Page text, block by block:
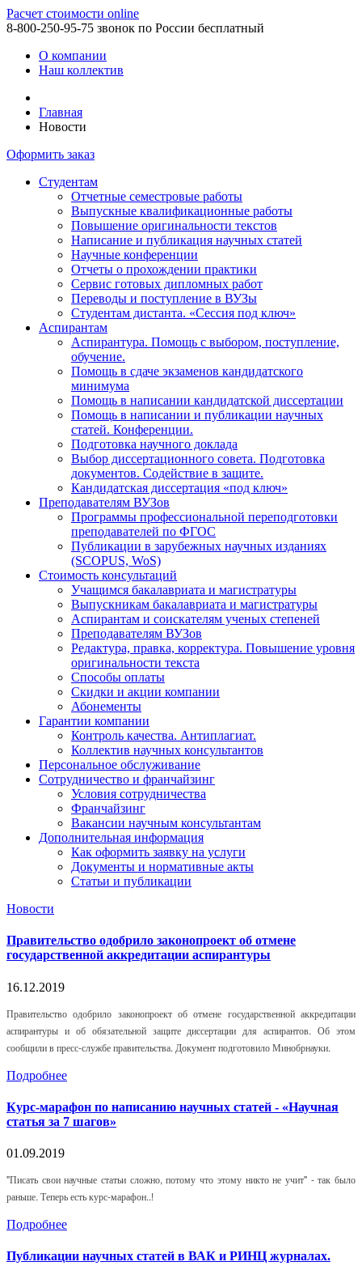
Расчет стоимости online
8-800-250-95-75 звонок по России бесплатный
О компании
Наш коллектив
Главная
Новости
Оформить заказ
Студентам
Отчетные семестровые работы
Выпускные квалификационные работы
Повышение оригинальности текстов
Написание и публикация научных статей
Научные конференции
Отчеты о прохождении практики
Сервис готовых дипломных работ
Переводы и поступление в ВУЗы
Студентам дистанта. «Сессия под ключ»
Аспирантам
Аспирантура. Помощь с выбором, поступление,
обучение.
Помощь в сдаче экзаменов кандидатского
минимума
Помощь в написании кандидатской диссертации
Помощь в написании и публикации научных
статей. Конференции.
Подготовка научного доклада
Выбор диссертационного совета. Подготовка
документов. Содействие в защите.
Кандидатская диссертация «под ключ»
Преподавателям ВУЗов
Программы профессиональной переподготовки
преподавателей по ФГОС
Публикации в зарубежных научных изданиях
(SCOPUS, WoS)
Стоимость консультаций
Учащимся бакалавриата и магистратуры
Выпускникам бакалавриата и магистратуры
Аспирантам и соискателям ученых степеней
Преподавателям ВУЗов
Редактура, правка, корректура. Повышение уровня
оригинальности текста
Способы оплаты
Скидки и акции компании
Абонементы
Гарантии компании
Контроль качества. Антиплагиат.
Коллектив научных консультантов
Персональное обслуживание
Сотрудничество и франчайзинг
Условия сотрудничества
Франчайзинг
Вакансии научным консультантам
Дополнительная информация
Как оформить заявку на услуги
Документы и нормативные акты
Статьи и публикации
Новости
Правительство одобрило законопроект об отмене
государственной аккредитации аспирантуры
16.12.2019
Правительство одобрило законопроект об отмене государственной аккредитации
аспирантуры и об обязательной защите диссертации для аспирантов. Об этом
сообщили в пресс-службе правительства. Документ подготовило Минобрнауки.
Подробнее
Курс-марафон по написанию научных статей - «Научная
статья за 7 шагов»
01.09.2019
"Писать свои научные статьи сложно, потому что этому никто не учит" - так было
раньше. Теперь есть курс-марафон..!
Подробнее
Публикации научных статей в ВАК и РИНЦ журналах.